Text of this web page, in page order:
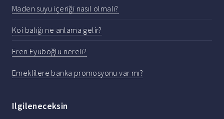
Maden suyu içeriği nasıl olmalı?
Koi balığı ne anlama gelir?
Eren Eyüboğlu nereli?
Emeklilere banka promosyonu var mı?
Ilgileneceksin